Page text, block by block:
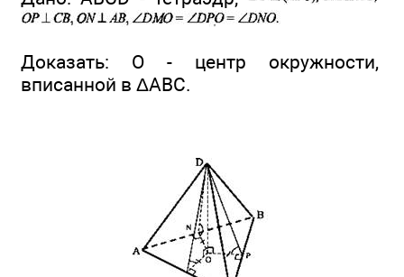
Доказать: О - центр окружности,
вписанной в ΔABC.